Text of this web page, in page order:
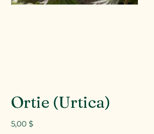
Ortie (Urtica)
Prix
5,00 $